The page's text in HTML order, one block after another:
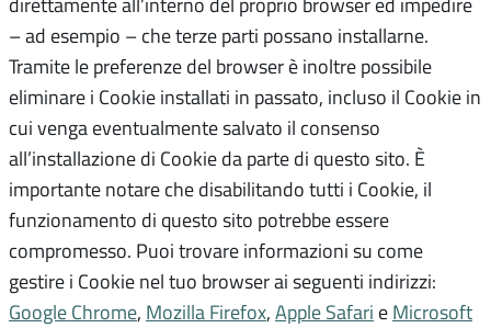
– ad esempio – che terze parti possano installarne.
Tramite le preferenze del browser è inoltre possibile
eliminare i Cookie installati in passato, incluso il Cookie in
cui venga eventualmente salvato il consenso
all’installazione di Cookie da parte di questo sito. È
importante notare che disabilitando tutti i Cookie, il
funzionamento di questo sito potrebbe essere
compromesso. Puoi trovare informazioni su come
gestire i Cookie nel tuo browser ai seguenti indirizzi:
Google Chrome, Mozilla Firefox, Apple Safari e Microsoft